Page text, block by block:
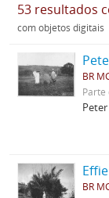
53 resultados
com objetos digitais
BR
Parte
BR